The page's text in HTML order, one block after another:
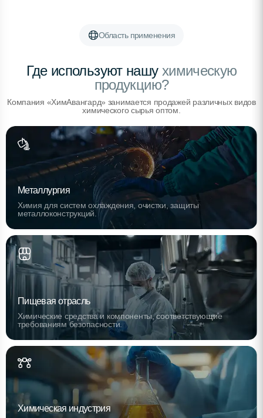
Область применения
Где используют нашухимическую
продукцию?
Компания «ХимАвангард» занимается продажей различных видов
химического сырья оптом.
Металлургия
Химия для систем охлаждения, очистки, защиты
металлоконструкций.
Пищевая отрасль
Химические средства и компоненты, соответствующие
требованиям безопасности.
Химическая индустрия